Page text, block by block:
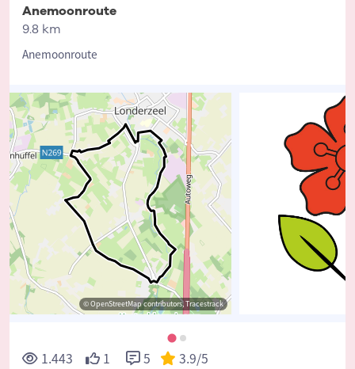
Anemoonroute
9.8 km
Anemoonroute
© OpenStreetMap contributors, Tracestrack
1.443 1 5 3.9/5